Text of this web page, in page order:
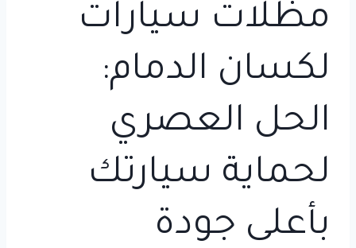
مظلات سيارات
لكسان الدمام:
الحل العصري
لحماية سيارتك
بأعلى جودة